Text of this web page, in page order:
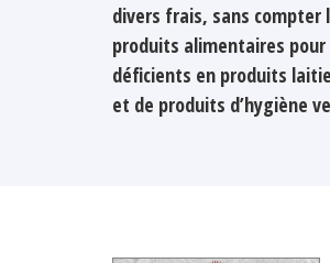
divers frais, sans compter
produits alimentaires
déficients en produits
et de produits d’hygiène